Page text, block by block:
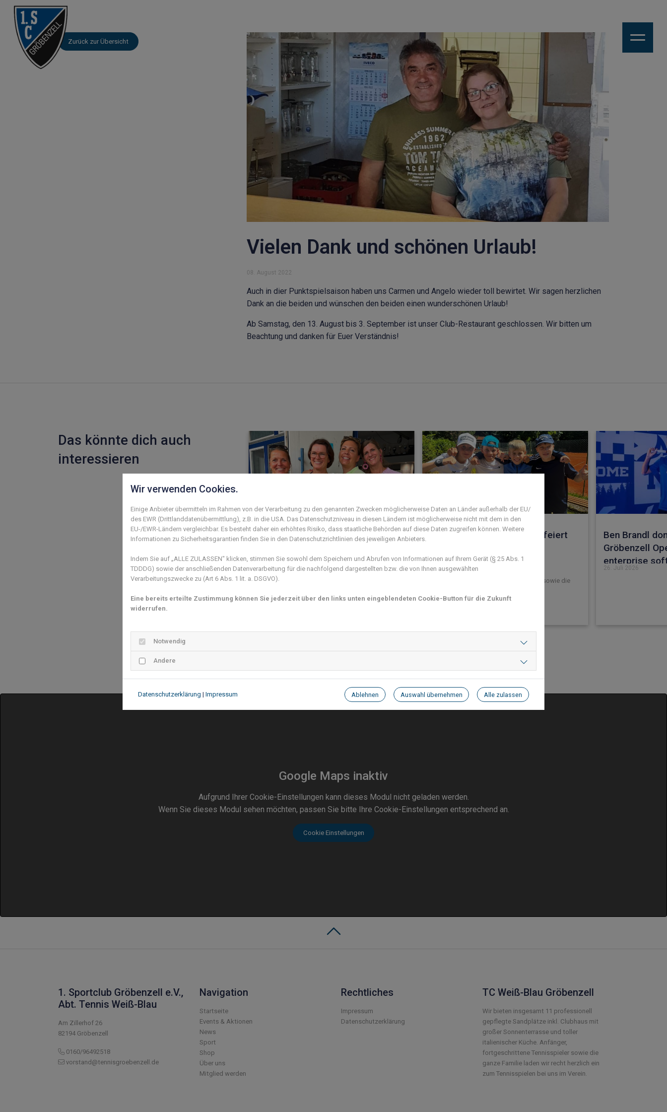
Zurück zur Übersicht
Vielen Dank und schönen Urlaub!
08. August 2022
Auch in dier Punktspielsaison haben uns Carmen und Angelo wieder toll bewirtet. Wir sagen herzlichen
Dank an die beiden und wünschen den beiden einen wunderschönen Urlaub!
Ab Samstag, den 13. August bis 3. September ist unser Club-Restaurant geschlossen. Wir bitten um
Beachtung und danken für Euer Verständnis!
Das könnte dich auch
interessieren
Mehr als 100 Mitglieder feiern
05. August 2026
Jugend des TC Weiß-Blau feiert
27. Juli 2026
Erster Platz für die U10, die U12 I und II sowie die
Ben Brandl
Gröbenzell
enterprise
26. Juli 2026
Previous
Next
Google Maps inaktiv
Aufgrund Ihrer Cookie-Einstellungen kann dieses Modul nicht geladen werden.
Wenn Sie dieses Modul sehen möchten, passen Sie bitte Ihre Cookie-Einstellungen entsprechend an.
Cookie Einstellungen
1. Sportclub Gröbenzell e.V.,
Abt. Tennis Weiß-Blau
Am Zillerhof 26
82194 Gröbenzell
0160/96492518
vorstand@tennisgroebenzell.de
Navigation
Startseite
Events & Aktionen
News
Sport
Shop
Über uns
Mitglied werden
Rechtliches
Impressum
Datenschutzerklärung
TC Weiß-Blau Gröbenzell
Wir bieten insgesamt 11 professionell
gepflegte Sandplätze inkl. Clubhaus mit
großer Sonnenterrasse und toller
italienischer Küche. Anfänger,
fortgeschrittene Tennisspieler sowie die
ganze Familie laden wir recht herzlich ein
zum Tennisspielen bei uns im Verein.
Wir verwenden Cookies.
Einige Anbieter übermitteln im Rahmen von der Verarbeitung zu den genannten Zwecken möglicherweise Daten an Länder außerhalb der EU/
des EWR (Drittlanddatenübermittlung), z.B. in die USA. Das Datenschutzniveau in diesen Ländern ist möglicherweise nicht mit dem in den
EU-/EWR-Ländern vergleichbar. Es besteht daher ein erhöhtes Risiko, dass staatliche Behörden auf diese Daten zugreifen können. Weitere
Informationen zu Sicherheitsgarantien finden Sie in den Datenschutzrichtlinien des jeweiligen Anbieters.
Indem Sie auf „ALLE ZULASSEN" klicken, stimmen Sie sowohl dem Speichern und Abrufen von Informationen auf Ihrem Gerät (§ 25 Abs. 1
TDDDG) sowie der anschließenden Datenverarbeitung für die nachfolgend dargestellten bzw. die von Ihnen ausgewählten
Verarbeitungszwecke zu (Art 6 Abs. 1 lit. a. DSGVO).
Eine bereits erteilte Zustimmung können Sie jederzeit über den links unten eingeblendeten Cookie-Button für die Zukunft
widerrufen.
Notwendig
Andere
Datenschutzerklärung | Impressum Ablehnen Auswahl übernehmen Alle zulassen